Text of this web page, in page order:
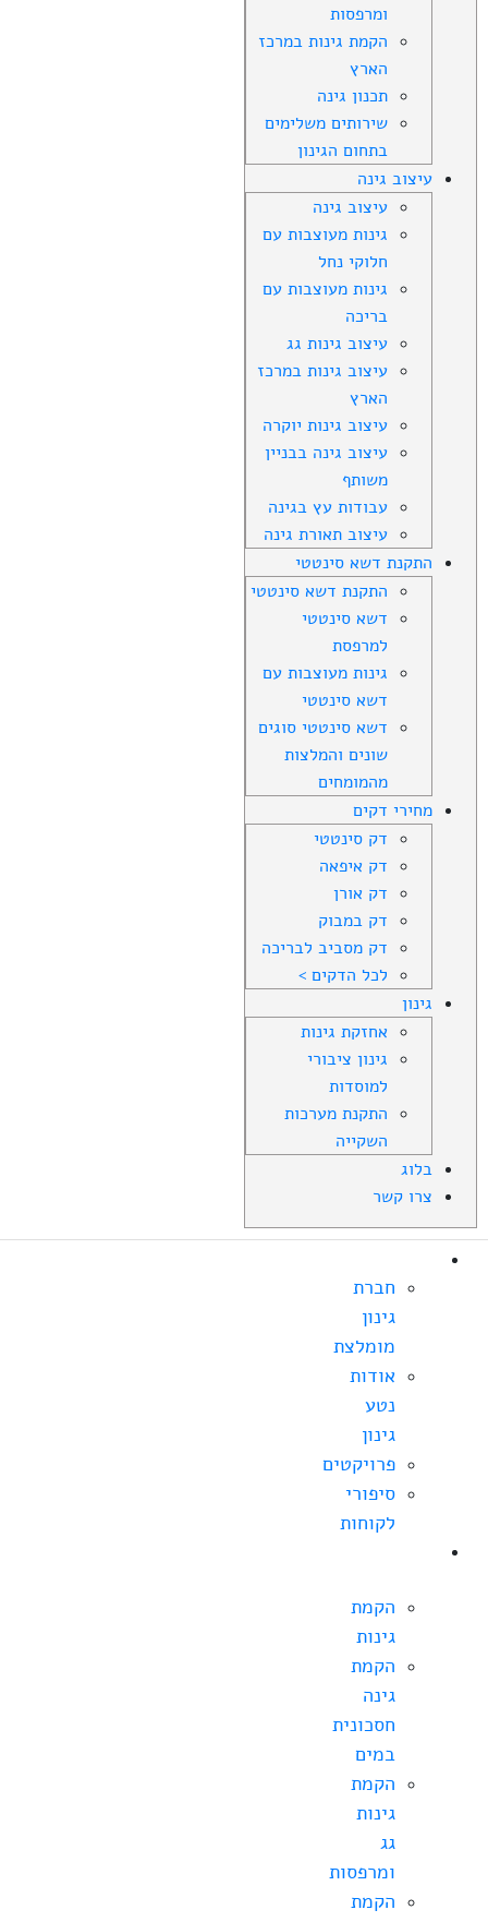
ומרפסות
הקמת גינות במרכז
הארץ
תכנון גינה
שירותים משלימים
בתחום הגינון
עיצוב גינה
עיצוב גינה
גינות מעוצבות עם
חלוקי נחל
גינות מעוצבות עם
בריכה
עיצוב גינות גג
עיצוב גינות במרכז
הארץ
עיצוב גינות יוקרה
עיצוב גינה בבניין
משותף
עבודות עץ בגינה
עיצוב תאורת גינה
התקנת דשא סינטטי
התקנת דשא סינטטי
דשא סינטטי
למרפסת
גינות מעוצבות עם
דשא סינטטי
דשא סינטטי סוגים
שונים והמלצות
מהמומחים
מחירי דקים
דק סינטטי
דק איפאה
דק אורן
דק במבוק
דק מסביב לבריכה
לכל הדקים >
גינון
אחזקת גינות
גינון ציבורי
למוסדות
התקנת מערכות
השקייה
בלוג
צרו קשר
חברת
גינון
מומלצת
אודות
נטע
גינון
פרויקטים
סיפורי
לקוחות
הקמת
גינות
הקמת
גינה
חסכונית
במים
הקמת
גינות
גג
ומרפסות
הקמת